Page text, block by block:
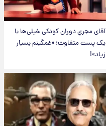
آقای مجریِ دوران کودکی خیلی‌ها با
یک پست متفاوت؛ «غمگینم بسیار
زیاد»!